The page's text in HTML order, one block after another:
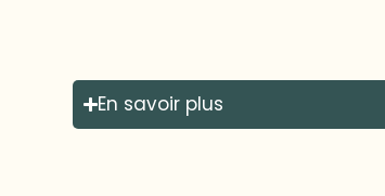
En savoir plus